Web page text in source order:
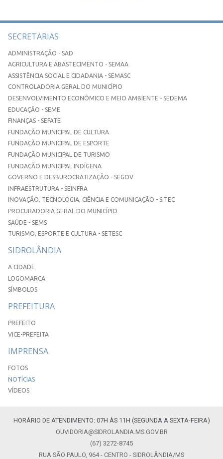
SECRETARIAS
ADMINISTRAÇÃO - SAD
AGRICULTURA E ABASTECIMENTO - SEMAA
ASSISTÊNCIA SOCIAL E CIDADANIA - SEMASC
CONTROLADORIA GERAL DO MUNICÍPIO
DESENVOLVIMENTO ECONÔMICO E MEIO AMBIENTE - SEDEMA
EDUCAÇÃO - SEME
FINANÇAS - SEFATE
FUNDAÇÃO MUNICIPAL DE CULTURA
FUNDAÇÃO MUNICIPAL DE ESPORTE
FUNDAÇÃO MUNICIPAL DE TURISMO
FUNDAÇÃO MUNICIPAL INDÍGENA
GOVERNO E DESBUROCRATIZAÇÃO - SEGOV
INFRAESTRUTURA - SEINFRA
INOVAÇÃO, TECNOLOGIA, CIÊNCIA E COMUNICAÇÃO - SITEC
PROCURADORIA GERAL DO MUNICÍPIO
SAÚDE - SEMS
TURISMO, ESPORTE E CULTURA - SETESC
SIDROLÂNDIA
A CIDADE
LOGOMARCA
SÍMBOLOS
PREFEITURA
PREFEITO
VICE-PREFEITA
IMPRENSA
FOTOS
NOTÍCIAS
VÍDEOS
HORÁRIO DE ATENDIMENTO: 07H ÀS 11H (SEGUNDA A SEXTA-FEIRA)
OUVIDORIA@SIDROLANDIA.MS.GOV.BR
(67) 3272-8745
RUA SÃO PAULO, 964 - CENTRO - SIDROLÂNDIA/MS